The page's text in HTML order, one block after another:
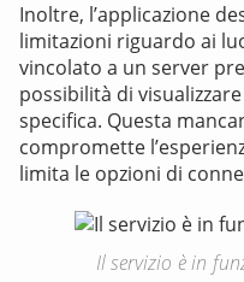
Inoltre, l’applicazione
limitazioni riguardo ai
vincolato a un server
possibilità di
specifica. Questa
compromette
limita le opzioni di
Il servizio è in